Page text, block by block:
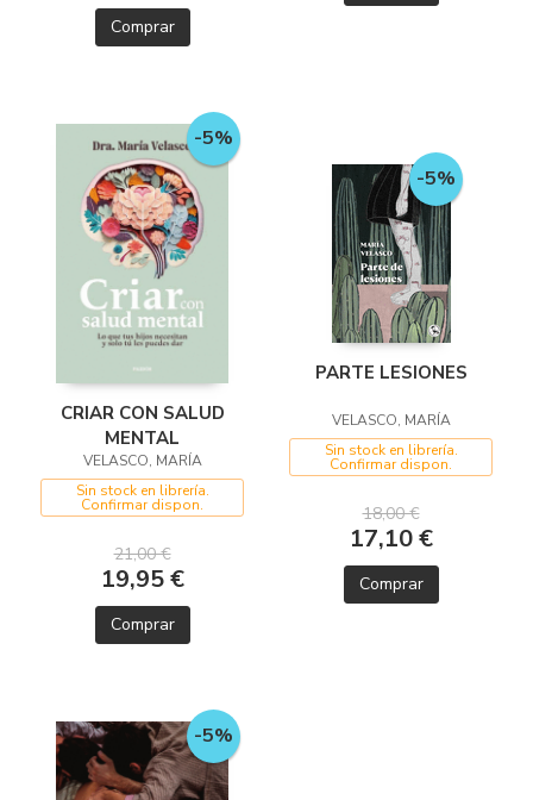
Comprar
-5%
CRIAR CON SALUD
MENTAL
VELASCO, MARÍA
Sin stock en librería.
Confirmar dispon.
21,00 €
19,95 €
Comprar
-5%
PARTE LESIONES
VELASCO, MARÍA
Sin stock en librería.
Confirmar dispon.
18,00 €
17,10 €
Comprar
-5%